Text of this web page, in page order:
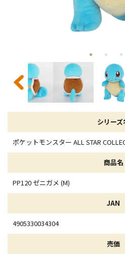
シリーズ
ポケットモンスター ALL STAR
商品名
PP120 ゼニガメ (M)
JAN
4905330034304
売価